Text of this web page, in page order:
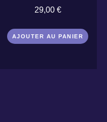
29,00 €
AJOUTER AU PANIER